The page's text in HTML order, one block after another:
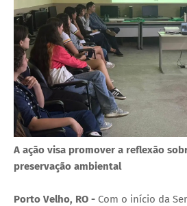
A ação visa promover a reflexão
preservação ambiental
Porto Velho, RO - Com o início da